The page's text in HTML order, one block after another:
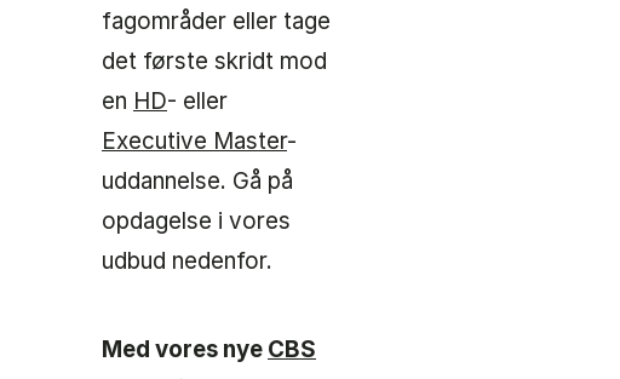
fagområder eller tage
det første skridt mod
en HD- eller
Executive Master-
uddannelse. Gå på
opdagelse i vores
udbud nedenfor.
Med vores nye CBS